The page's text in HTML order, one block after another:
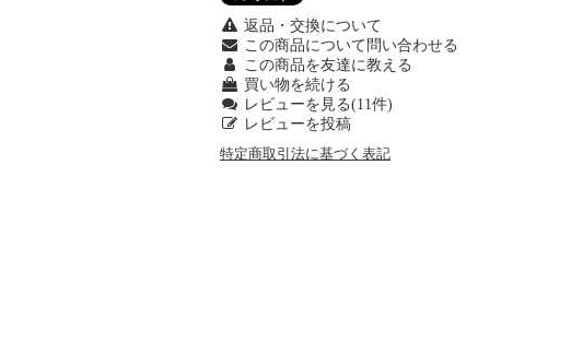
返品・交換について
この商品について問い合わせる
この商品を友達に教える
買い物を続ける
レビューを見る(11件)
レビューを投稿
特定商取引法に基づく表記